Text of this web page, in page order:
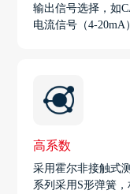
输出信号选择，如
电流信号（4-20mA
高系数
采用霍尔非接触式
系列采用S形弹簧